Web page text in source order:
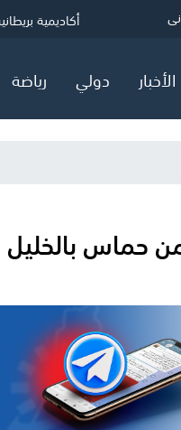
انتحارات غامضة
وثيقة سرية
أكاديمية
دولي رياضة
حماس بالخليل